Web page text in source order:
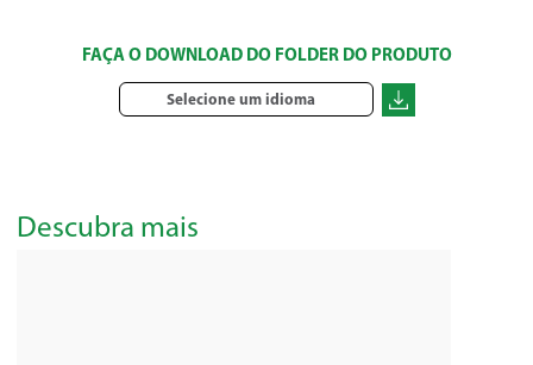
FAÇA O DOWNLOAD DO FOLDER DO PRODUTO
Selecione um idioma
Descubra mais